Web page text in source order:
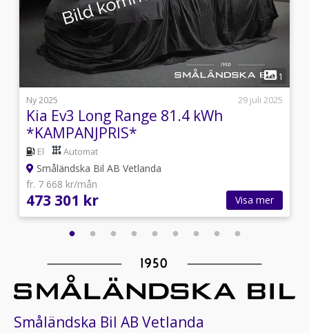
1
Ny 2025
29 juli 2025
Kia Ev3 Long Range 81.4 kWh
*KAMPANJPRIS*
El Automat
Småländska Bil AB Vetlanda
fr. 7 668 kr/mån
473 301 kr Visa mer
Småländska Bil AB Vetlanda